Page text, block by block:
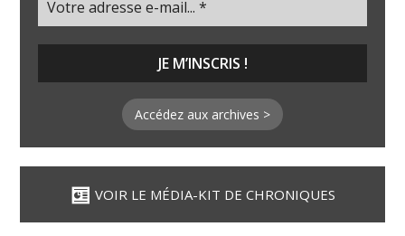
Accédez aux archives >
VOIR LE MÉDIA-KIT DE CHRONIQUES